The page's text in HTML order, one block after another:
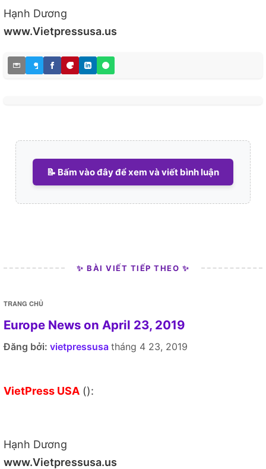
Hạnh Dương
www.Vietpressusa.us
📝 Bấm vào đây để xem và viết bình luận
✨ BÀI VIẾT TIẾP THEO ✨
TRANG CHỦ
Europe News on April 23, 2019
Đăng bởi: vietpressusa tháng 4 23, 2019
VietPress USA ():
Hạnh Dương
www.Vietpressusa.us